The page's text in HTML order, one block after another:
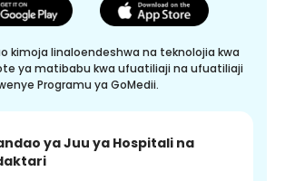
kimoja linaloendeshwa na teknolojia kwa
ya matibabu kwa ufuatiliaji na ufuatiliaji
Programu ya GoMedii.
ya Juu ya Hospitali na